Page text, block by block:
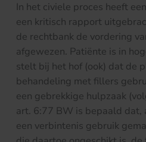
In het civiele proces heeft
een kritisch rapport
de rechtbank de vordering
afgewezen. Patiënte is in
stelt bij het hof (ook) dat de
behandeling met fillers
een gebrekkige hulpzaak
art. 6:77 BW is bepaald dat,
een verbintenis gebruik